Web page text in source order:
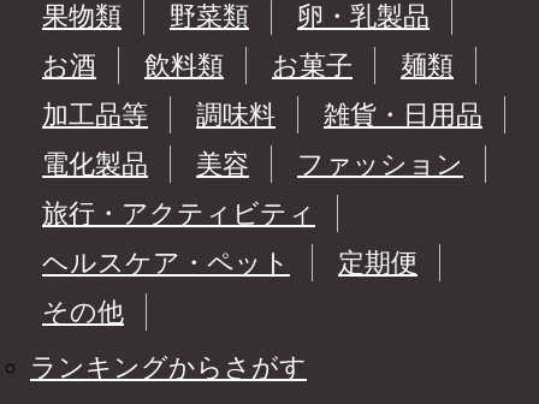
果物類
野菜類
卵・乳製品
お酒
飲料類 お菓子
麺類
加工品等
調味料
雑貨・日用品
電化製品
美容
ファッション
旅行・アクティビティ
ヘルスケア・ペット
定期便
その他
ランキングからさがす